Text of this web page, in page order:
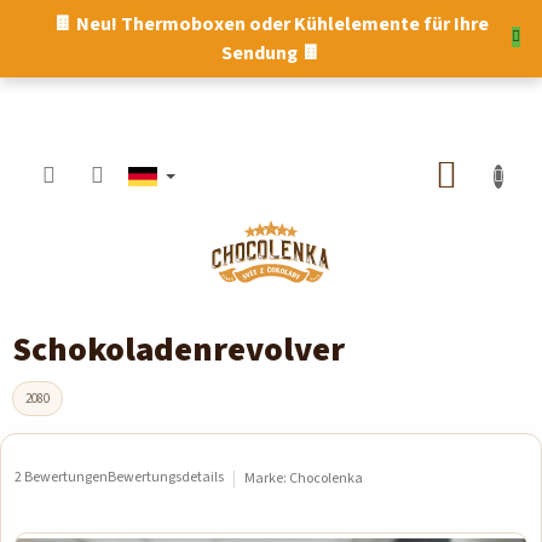
🍫 Neu! Thermoboxen oder Kühlelemente für Ihre
Sendung 🍫
Schokoladenrevolver
2080
Die
2 BewertungenBewertungsdetails Marke: Chocolenka